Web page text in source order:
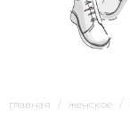
главная женское